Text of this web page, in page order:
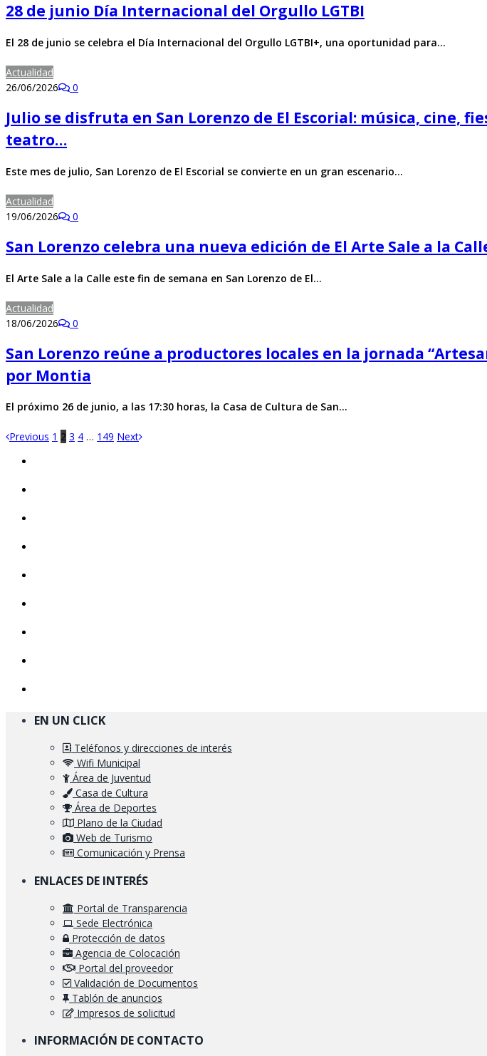
28 de junio Día Internacional del Orgullo LGTBI
El 28 de junio se celebra el Día Internacional del Orgullo LGTBI+, una oportunidad para…
Actualidad
26/06/2026
0
Julio se disfruta en San Lorenzo de El Escorial: música, cine,
teatro…
Este mes de julio, San Lorenzo de El Escorial se convierte en un gran escenario…
Actualidad
19/06/2026
0
San Lorenzo celebra una nueva edición de El Arte Sale a la
El Arte Sale a la Calle este fin de semana en San Lorenzo de El…
Actualidad
18/06/2026
0
San Lorenzo reúne a productores locales en la jornada
por Montia
El próximo 26 de junio, a las 17:30 horas, la Casa de Cultura de San…
Previous 1 2 3 4 … 149 Next
EN UN CLICK
Teléfonos y direcciones de interés
Wifi Municipal
Área de Juventud
Casa de Cultura
Área de Deportes
Plano de la Ciudad
Web de Turismo
Comunicación y Prensa
ENLACES DE INTERÉS
Portal de Transparencia
Sede Electrónica
Protección de datos
Agencia de Colocación
Portal del proveedor
Validación de Documentos
Tablón de anuncios
Impresos de solicitud
INFORMACIÓN DE CONTACTO